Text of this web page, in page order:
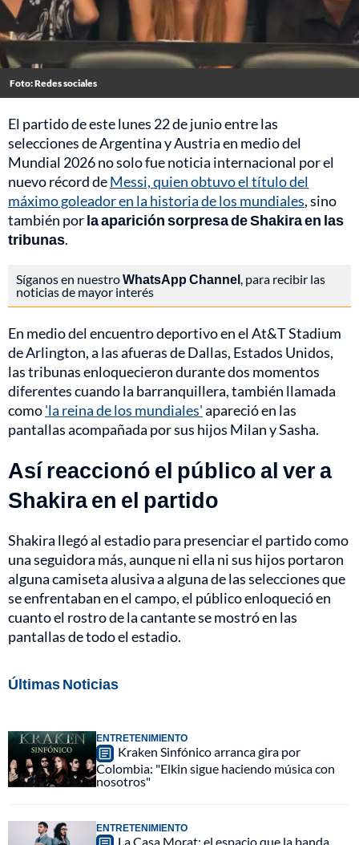
Foto: Redes sociales
El partido de este lunes 22 de junio entre las
selecciones de Argentina y Austria en medio del
Mundial 2026 no solo fue noticia internacional por el
nuevo récord deMessi, quien obtuvo el título del
máximo goleador en la historia de los mundiales, sino
también porla aparición sorpresa de Shakira en las
tribunas.
Síganos en nuestroWhatsApp Channel, para recibir las
noticias de mayor interés
En medio del encuentro deportivo en el At&T Stadium
de Arlington, a las afueras de Dallas, Estados Unidos,
las tribunas enloquecieron durante dos momentos
diferentes cuando la barranquillera, también llamada
como'la reina de los mundiales'apareció en las
pantallas acompañada por sus hijos Milan y Sasha.
Así reaccionó el público al ver a
Shakira en el partido
Shakira llegó al estadio para presenciar el partido como
una seguidora más, aunque ni ella ni sus hijos portaron
alguna camiseta alusiva a alguna de las selecciones que
se enfrentaban en el campo, el público enloqueció en
cuanto el rostro de la cantante se mostró en las
pantallas de todo el estadio.
Últimas Noticias
ENTRETENIMIENTO
Kraken Sinfónico arranca gira por
Colombia: "Elkin sigue haciendo música con
nosotros"
ENTRETENIMIENTO
La Casa Morat: el espacio que la banda